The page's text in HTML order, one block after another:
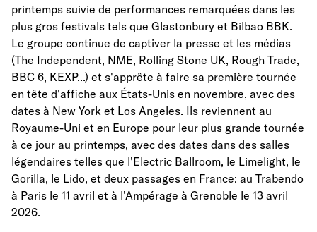
printemps suivie de performances remarquées dans les
plus gros festivals tels que Glastonbury et Bilbao BBK.
Le groupe continue de captiver la presse et les médias
(The Independent, NME, Rolling Stone UK, Rough Trade,
BBC 6, KEXP...) et s'apprête à faire sa première tournée
en tête d'affiche aux États-Unis en novembre, avec des
dates à New York et Los Angeles. Ils reviennent au
Royaume-Uni et en Europe pour leur plus grande tournée
à ce jour au printemps, avec des dates dans des salles
légendaires telles que l'Electric Ballroom, le Limelight, le
Gorilla, le Lido, et deux passages en France: au Trabendo
à Paris le 11 avril et à l’Ampérage à Grenoble le 13 avril
2026.